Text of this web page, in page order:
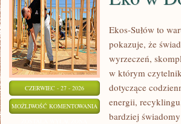
CZERWIEC - 27 - 2026
MOŻLIWOŚĆ KOMENTOWANIA
Ekos-Sułów to
pokazuje, że
wyrzeczeń,
w którym
dotyczące
energii,
bardziej